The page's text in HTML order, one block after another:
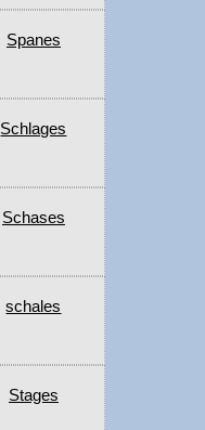
Spanes
Schlages
Schases
schales
Stages